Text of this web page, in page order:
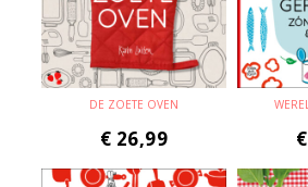
DE ZOETE OVEN
€ 26,99 €